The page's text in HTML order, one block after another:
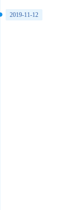
2019-11-12